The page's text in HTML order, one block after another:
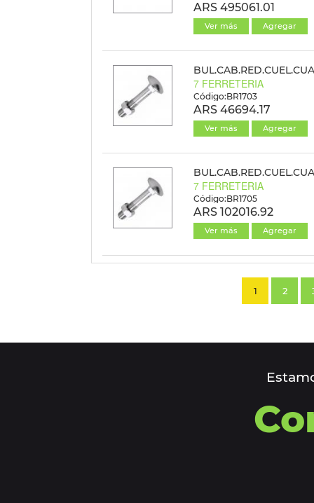
ARS 495061.01
Ver más Agregar
7 FERRETERIA
Código:BR1703
ARS 46694.17
Ver más Agregar
7 FERRETERIA
Código:BR1705
ARS 102016.92
Ver más Agregar
1 2